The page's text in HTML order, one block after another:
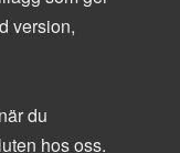
version,
du
hos oss.